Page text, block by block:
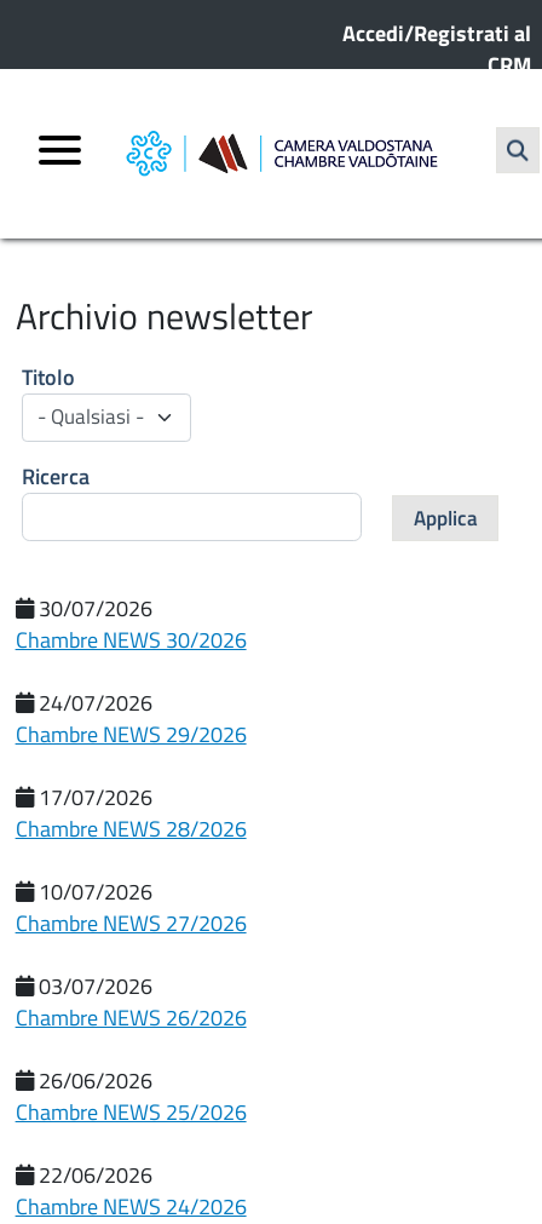
Accedi/Registrati al
CRM
Archivio newsletter
Titolo
Ricerca
Applica
30/07/2026
Chambre NEWS 30/2026
24/07/2026
Chambre NEWS 29/2026
17/07/2026
Chambre NEWS 28/2026
10/07/2026
Chambre NEWS 27/2026
03/07/2026
Chambre NEWS 26/2026
26/06/2026
Chambre NEWS 25/2026
22/06/2026
Chambre NEWS 24/2026